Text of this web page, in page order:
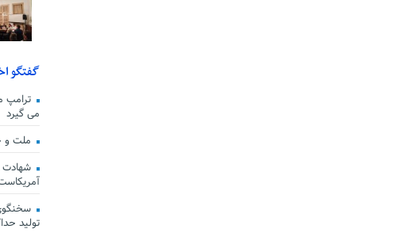
گفتگو
ترامپ
می گیرد
ملت و
شهادت
تولید حداکثر ۲۵ درصد